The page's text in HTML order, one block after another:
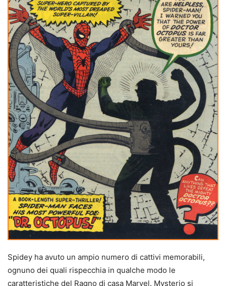
Spidey ha avuto un ampio numero di cattivi memorabili,
ognuno dei quali rispecchia in qualche modo le
caratteristiche del Ragno di casa Marvel. Mysterio si